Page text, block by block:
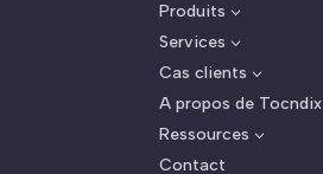
Produits 3
Services 3
Cas clients 3
A propos de Tocndix
Ressources 3
Contact